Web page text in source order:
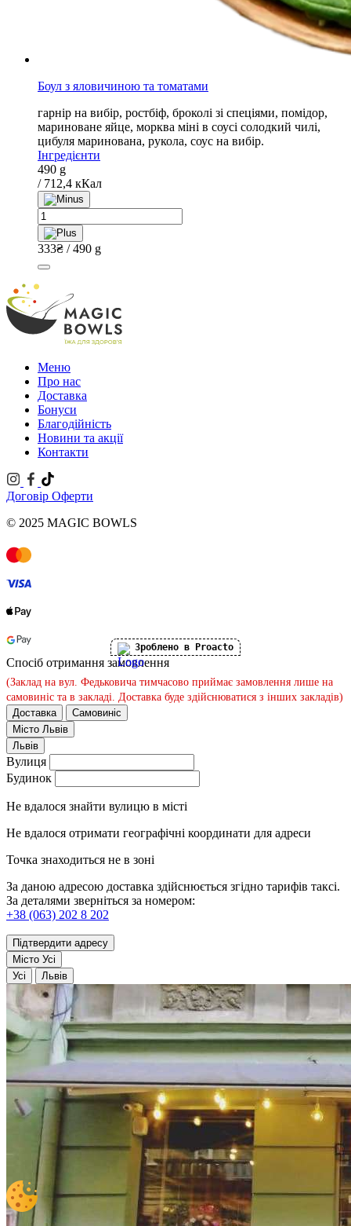
Боул з яловичиною та томатами
гарнір на вибір, ростбіф, броколі зі спеціями, помідор,
мариноване яйце, морква міні в соусі солодкий чилі,
цибуля маринована, рукола, соус на вибір.
Інгредієнти
490 g
/ 712,4 кКал
Боул
з
яловичиною
та
томатами
quantity
333₴ / 490 g
Меню
Про нас
Доставка
Бонуси
Благодійність
Новини та акції
Контакти
Договір Оферти
© 2025 MAGIC BOWLS
Зроблено в Proacto
Спосіб отримання замовлення
(Заклад на вул. Федьковича тимчасово приймає замовлення лише на
самовиніс та в закладі. Доставка буде здійснюватися з інших закладів)
Доставка
Самовиніс
Місто Львів
Львів
Вулиця
Будинок
Не вдалося знайти вулицю в місті
Не вдалося отримати географічні координати для адреси
Точка знаходиться не в зоні
За даною адресою доставка здійснюється згідно тарифів таксі.
За деталями зверніться за номером:
+38 (063) 202 8 202
Підтвердити адресу
Місто Усі
Усі
Львів